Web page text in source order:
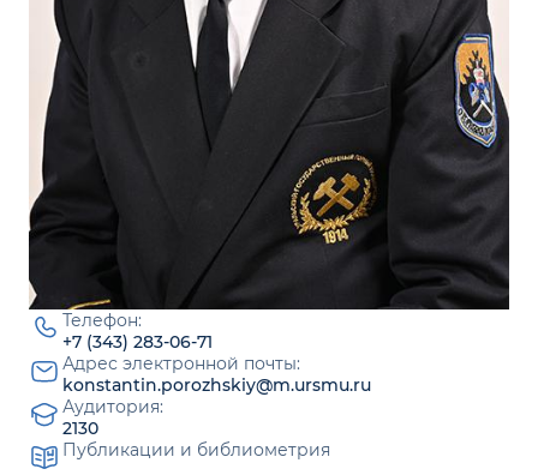
Телефон:
+7 (343) 283-06-71
Адрес электронной почты:
konstantin.porozhskiy@m.ursmu.ru
Аудитория:
2130
Публикации и библиометрия